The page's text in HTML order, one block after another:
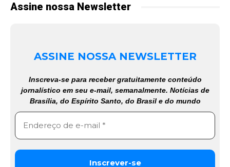
Assine nossa Newsletter
ASSINE NOSSA NEWSLETTER
Inscreva-se para receber gratuitamente conteúdo
jornalístico em seu e-mail, semanalmente. Notícias de
Brasília, do Espírito Santo, do Brasil e do mundo